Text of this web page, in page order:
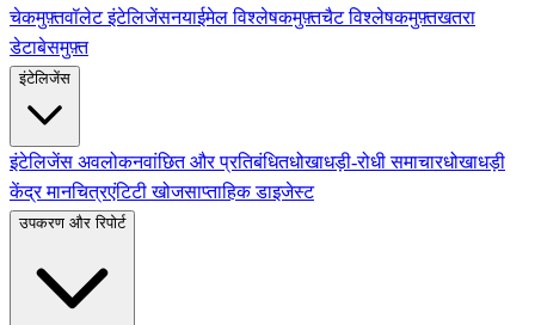
चेकमुफ़्तवॉलेट इंटेलिजेंसनयाईमेल विश्लेषकमुफ़्तचैट विश्लेषकमुफ़्तखतरा
डेटाबेसमुफ़्त
इंटेलिजेंस
इंटेलिजेंस अवलोकनवांछित और प्रतिबंधितधोखाधड़ी-रोधी समाचारधोखाधड़ी
केंद्र मानचित्रएंटिटी खोजसाप्ताहिक डाइजेस्ट
उपकरण और रिपोर्ट